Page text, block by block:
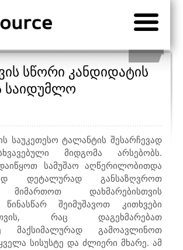
სწორი კანდიდატის
საიდუმლო
საუკეთესო ტალანტის შესარჩევად
მიდგომა არსებობს.
სამუშაო აღწერილობითდა
დეტალურად განსაზღვროთ
მიმართოთ დახმარებისთვის
შეიმუშავოთ კითხვები
რაც დაგეხმარებათ
მაქსიმალურად გამოავლინოთ
სისუსტე და ძლიერი მხარე. ამ